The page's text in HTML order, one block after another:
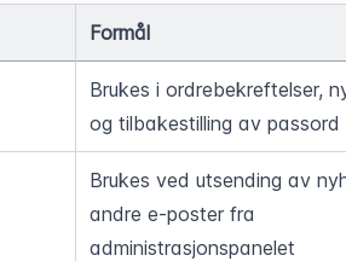
Formål
Brukes i ordrebekreftelser,
og tilbakestilling av passord
Brukes ved utsending av
andre e-poster fra
administrasjonspanelet